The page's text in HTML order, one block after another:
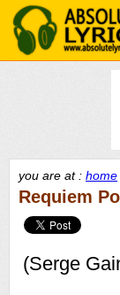
you are at : home
Requiem
(Serge